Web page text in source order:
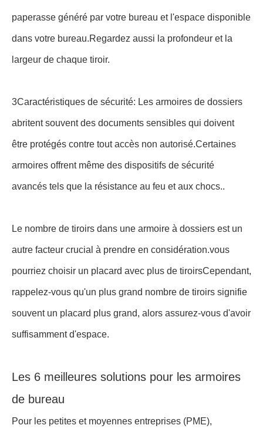
paperasse généré par votre bureau et l'espace disponible
dans votre bureau.Regardez aussi la profondeur et la
largeur de chaque tiroir.
3Caractéristiques de sécurité: Les armoires de dossiers
abritent souvent des documents sensibles qui doivent
être protégés contre tout accès non autorisé.Certaines
armoires offrent même des dispositifs de sécurité
avancés tels que la résistance au feu et aux chocs..
Le nombre de tiroirs dans une armoire à dossiers est un
autre facteur crucial à prendre en considération.vous
pourriez choisir un placard avec plus de tiroirsCependant,
rappelez-vous qu'un plus grand nombre de tiroirs signifie
souvent un placard plus grand, alors assurez-vous d'avoir
suffisamment d'espace.
Les 6 meilleures solutions pour les armoires
de bureau
Pour les petites et moyennes entreprises (PME),